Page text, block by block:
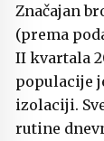
Značajan
(prema
II kvartala
populacije
izolaciji.
rutine